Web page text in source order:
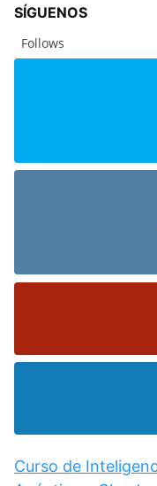
SÍGUENOS
Follows
Curso de